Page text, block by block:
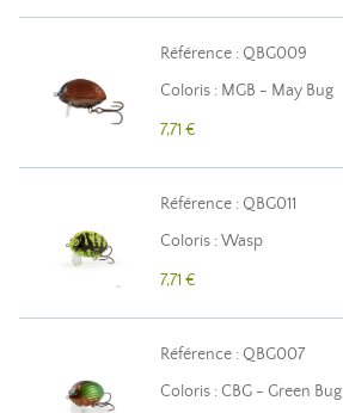
Référence : QBG009
Coloris : MGB - May Bug
7,71 €
Référence : QBG011
Coloris : Wasp
7,71 €
Référence : QBG007
Coloris : CBG - Green Bug